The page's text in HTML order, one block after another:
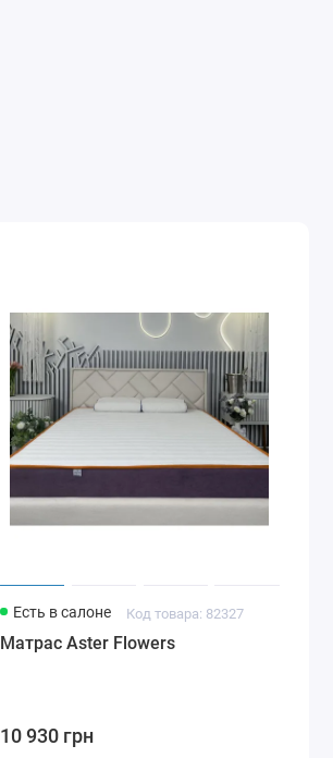
Есть в салоне Код товара: 82327
Матрас Aster Flowers
10 930 грн